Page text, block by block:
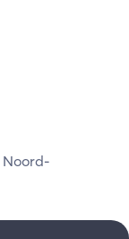
Noord-